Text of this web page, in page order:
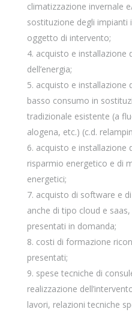
climatizzazione invernale
sostituzione degli impianti
oggetto di intervento;
acquisto e installazione
dell’energia;
acquisto e installazione
basso consumo in
tradizionale esistente (a
alogena, etc.) (c.d.
acquisto e installazione
risparmio energetico e di
energetici;
acquisto di software e
anche di tipo cloud e
presentati in domanda;
costi di formazione
presentati;
spese tecniche di
realizzazione
lavori, relazioni tecniche